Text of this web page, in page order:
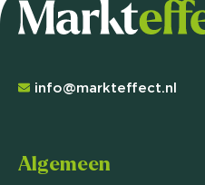
info@markteffect.nl
Algemeen